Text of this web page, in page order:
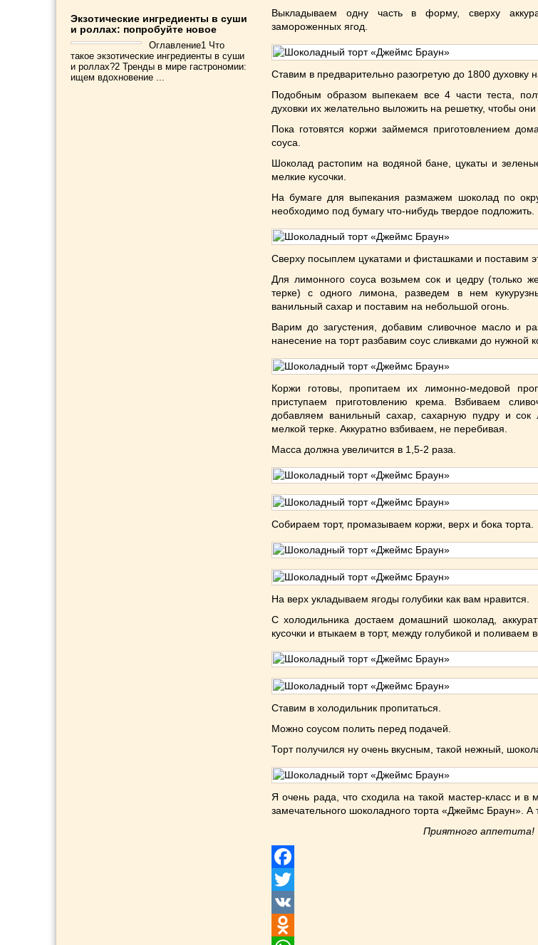
Выкладываем одну часть в форму, сверху
замороженных ягод.
Ставим в предварительно разогретую до 1800 духовку
Подобным образом выпекаем все 4 части теста,
духовки их желательно выложить на решетку, чтобы они
Пока готовятся коржи займемся приготовлением
соуса.
Шоколад растопим на водяной бане, цукаты и
мелкие кусочки.
На бумаге для выпекания размажем шоколад по
необходимо под бумагу что-нибудь твердое подложить.
Сверху посыплем цукатами и фисташками и поставим
Для лимонного соуса возьмем сок и цедру (только
терке) с одного лимона, разведем в нем
ванильный сахар и поставим на небольшой огонь.
Варим до загустения, добавим сливочное масло и
нанесение на торт разбавим соус сливками до нужной
Коржи готовы, пропитаем их лимонно-медовой
приступаем приготовлению крема. Взбиваем
добавляем ванильный сахар, сахарную пудру и
мелкой терке. Аккуратно взбиваем, не перебивая.
Масса должна увеличится в 1,5-2 раза.
Собираем торт, промазываем коржи, верх и бока торта.
На верх укладываем ягоды голубики как вам нравится.
С холодильника достаем домашний шоколад,
кусочки и втыкаем в торт, между голубикой и поливаем
Ставим в холодильник пропитаться.
Можно соусом полить перед подачей.
Торт получился ну очень вкусным, такой нежный,
Я очень рада, что сходила на такой мастер-класс и в
замечательного шоколадного торта «Джеймс Браун». А
Приятного аппетита!
Facebook
Twitter
VK
Экзотические ингредиенты в суши
и роллах: попробуйте новое
Оглавление1 Что
такое экзотические ингредиенты в суши
и роллах?2 Тренды в мире гастрономии:
ищем вдохновение ...